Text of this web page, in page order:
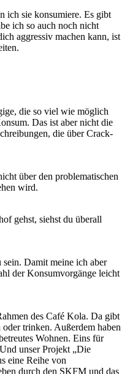
ich sie konsumiere. Es gibt
ich so auch noch nicht
aggressiv machen kann, ist
die so viel wie möglich
Das ist aber nicht die
die über Crack-
über den problematischen
wird.
gehst, siehst du überall
Damit meine ich aber
der Konsumvorgänge leicht
des Café Kola. Da gibt
trinken. Außerdem haben
Wohnen. Eins für
unser Projekt „Die
eine Reihe von
durch den SKFM und das